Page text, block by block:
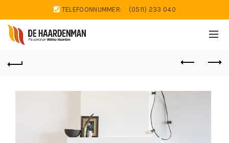
TELEFOONNUMMER: (0511) 233 040